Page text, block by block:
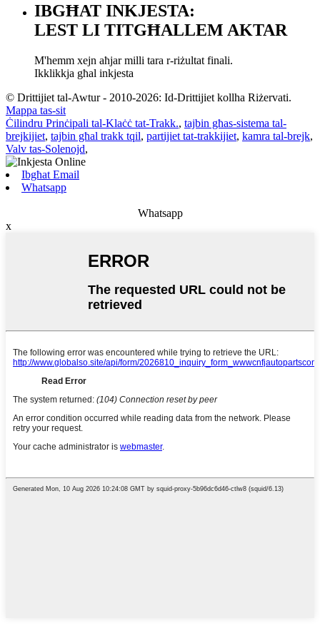
IBGĦAT INKJESTA:
LEST LI TITGĦALLEM AKTAR
M'hemm xejn aħjar milli tara r-riżultat finali.
Ikklikkja għal inkjesta
© Drittijiet tal-Awtur - 2010-2026: Id-Drittijiet kollha Riżervati.
Mappa tas-sit
Ċilindru Prinċipali tal-Klaċċ tat-Trakk., tajbin għas-sistema tal-
brejkijiet, tajbin għal trakk tqil, partijiet tat-trakkijiet, kamra tal-brejk,
Valv tas-Solenojd,
Ibgħat Email
Whatsapp
Whatsapp
x